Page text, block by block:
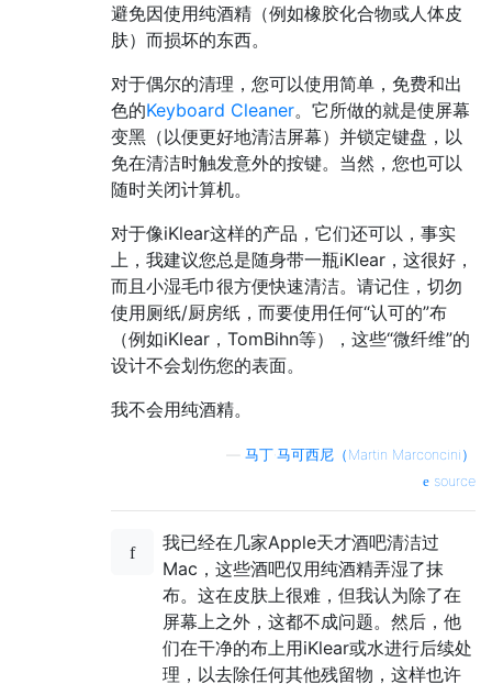
避免因使用纯酒精（例如橡胶化合物或人体皮
肤）而损坏的东西。
对于偶尔的清理，您可以使用简单，免费和出
色的Keyboard Cleaner。它所做的就是使屏幕
变黑（以便更好地清洁屏幕）并锁定键盘，以
免在清洁时触发意外的按键。当然，您也可以
随时关闭计算机。
对于像iKlear这样的产品，它们还可以，事实
上，我建议您总是随身带一瓶iKlear，这很好，
而且小湿毛巾很方便快速清洁。请记住，切勿
使用厕纸/厨房纸，而要使用任何“认可的”布
（例如iKlear，TomBihn等），这些“微纤维”的
设计不会划伤您的表面。
我不会用纯酒精。
马丁·马可西尼（Martin Marconcini）
source
我已经在几家Apple天才酒吧清洁过
Mac，这些酒吧仅用纯酒精弄湿了抹
布。这在皮肤上很难，但我认为除了在
屏幕上之外，这都不成问题。然后，他
们在干净的布上用iKlear或水进行后续处
理，以去除任何其他残留物，这样也许